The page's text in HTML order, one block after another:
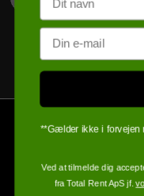
Email
**Gælder ikke i forvejen
Ved at tilmelde dig
fra Total Rent ApS jf.